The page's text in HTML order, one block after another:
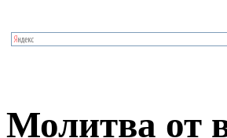
Молитва от